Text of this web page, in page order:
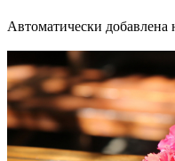
Автоматически